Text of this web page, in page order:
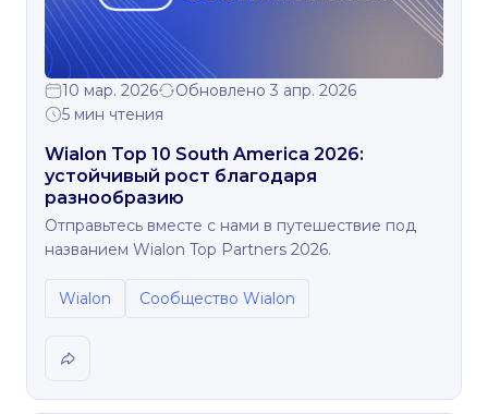
10 мар. 2026
Обновлено 3 апр. 2026
5 мин чтения
Wialon Top 10 South America 2026:
устойчивый рост благодаря
разнообразию
Отправьтесь вместе с нами в путешествие под
названием Wialon Top Partners 2026.
Wialon Сообщество Wialon